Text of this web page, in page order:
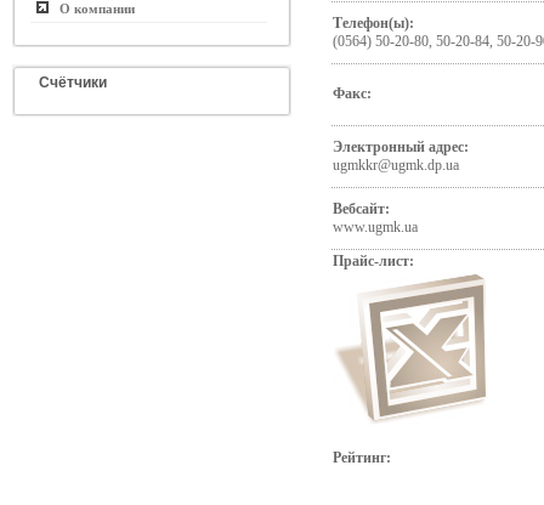
О компании
Счётчики
Телефон(ы):
(0564) 50-20-80, 50-20-84, 50-20-
Факс:
Электронный адрес:
ugmkkr@ugmk.dp.ua
Вебсайт:
www.ugmk.ua
Прайс-лист:
Рейтинг: